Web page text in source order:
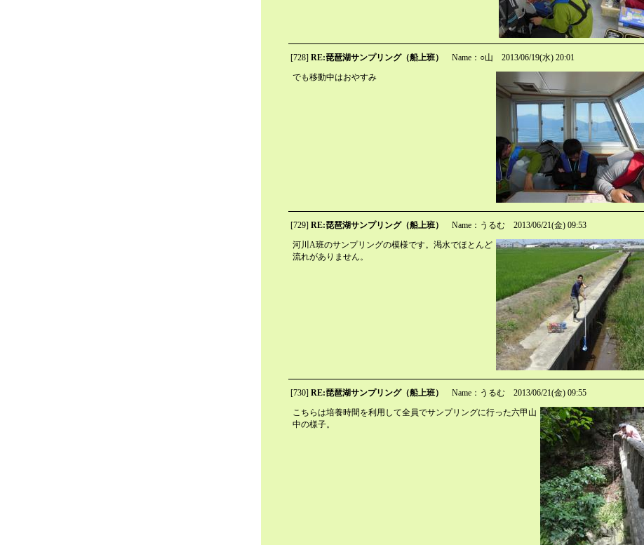
[728] RE:琵琶湖サンプリング（船上班） Name：○山
2013/06/19(水) 20:01
でも移動中はおやすみ
[729] RE:琵琶湖サンプリング（船上班） Name：うるむ
2013/06/21(金) 09:53
河川A班のサンプリングの模様です。渇水でほとんど
流れがありません。
[730] RE:琵琶湖サンプリング（船上班） Name：うるむ
2013/06/21(金) 09:55
こちらは培養時間を利用して全員でサンプリングに行った六甲山
中の様子。